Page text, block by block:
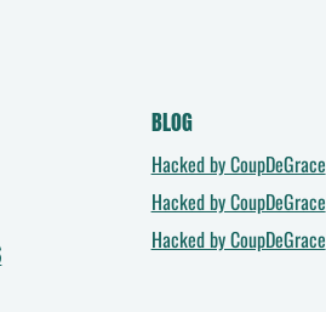
BLOG
Hacked by CoupDeGrace
Hacked by CoupDeGrace
Hacked by CoupDeGrace